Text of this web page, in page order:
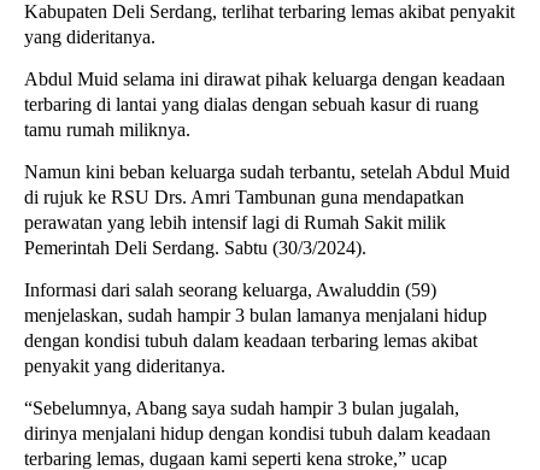
Kabupaten Deli Serdang, terlihat terbaring lemas akibat penyakit
yang dideritanya.
Abdul Muid selama ini dirawat pihak keluarga dengan keadaan
terbaring di lantai yang dialas dengan sebuah kasur di ruang
tamu rumah miliknya.
Namun kini beban keluarga sudah terbantu, setelah Abdul Muid
di rujuk ke RSU Drs. Amri Tambunan guna mendapatkan
perawatan yang lebih intensif lagi di Rumah Sakit milik
Pemerintah Deli Serdang. Sabtu (30/3/2024).
Informasi dari salah seorang keluarga, Awaluddin (59)
menjelaskan, sudah hampir 3 bulan lamanya menjalani hidup
dengan kondisi tubuh dalam keadaan terbaring lemas akibat
penyakit yang dideritanya.
“Sebelumnya, Abang saya sudah hampir 3 bulan jugalah,
dirinya menjalani hidup dengan kondisi tubuh dalam keadaan
terbaring lemas, dugaan kami seperti kena stroke,” ucap